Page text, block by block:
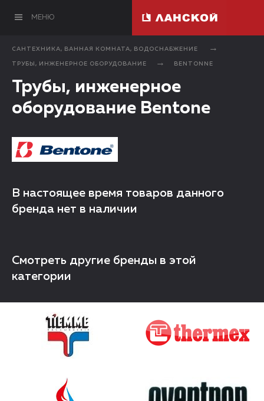
МЕНЮ
САНТЕХНИКА, ВАННАЯ КОМНАТА, ВОДОСНАБЖЕНИЕ
ТРУБЫ, ИНЖЕНЕРНОЕ ОБОРУДОВАНИЕ BENTONNE
Трубы, инженерное
оборудование Bentone
В настоящее время товаров данного
бренда нет в наличии
Смотреть другие бренды в этой
категории